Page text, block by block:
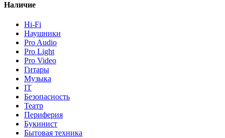
Наличие
Hi-Fi
Наушники
Pro Audio
Pro Light
Pro Video
Гитары
Музыка
IT
Безопасность
Театр
Периферия
Букинист
Бытовая техника